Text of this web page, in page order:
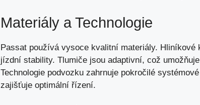
Materiály a Technologie
Passat používá vysoce kvalitní materiály.
jízdní stability. Tlumiče jsou adaptivní, což
Technologie podvozku zahrnuje pokročilé
zajišťuje optimální řízení.